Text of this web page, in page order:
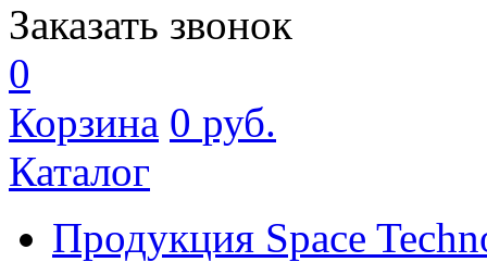
Заказать звонок
0
Корзина 0 руб.
Каталог
Продукция Space